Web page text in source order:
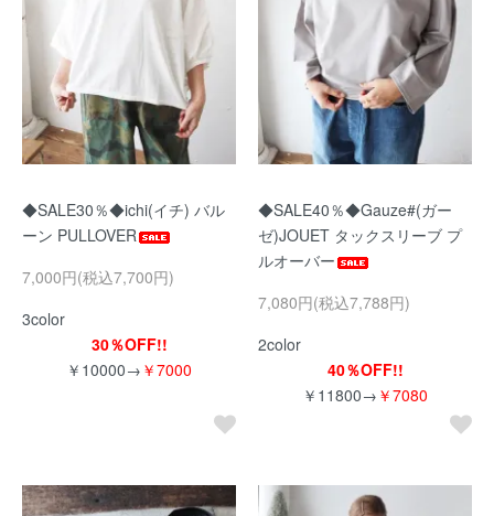
◆SALE30％◆ichi(イチ) バル
ーン PULLOVER
7,000円(税込7,700円)
3color
30％OFF!!
￥10000→ ￥7000
◆SALE40％◆Gauze#(ガー
ゼ)JOUET タックスリーブ プ
ルオーバー
7,080円(税込7,788円)
2color
40％OFF!!
￥11800→ ￥7080